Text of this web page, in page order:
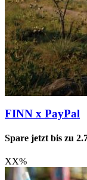
FINN x PayPal
Spare jetzt bis zu
XX%